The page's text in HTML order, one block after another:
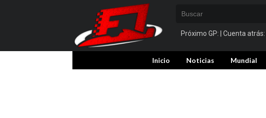
Próximo GP: | Cuenta atrás:
Inicio Noticias Mundial